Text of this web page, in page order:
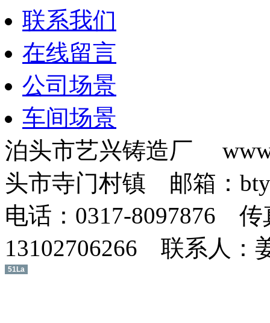
联系我们
在线留言
公司场景
车间场景
泊头市艺兴铸造厂
头市寺门村镇 邮箱：
电话：0317-8097876
13102706266 联系人：
51La